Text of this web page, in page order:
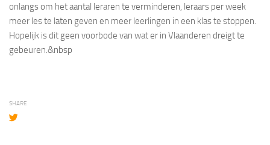
onlangs om het aantal leraren te verminderen, leraars per week
meer les te laten geven en meer leerlingen in een klas te stoppen.
Hopelijk is dit geen voorbode van wat er in Vlaanderen dreigt te
gebeuren.&nbsp
SHARE